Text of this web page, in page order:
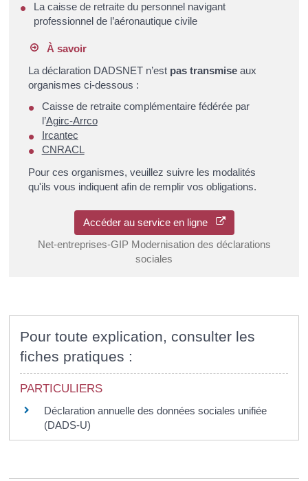
La caisse de retraite du personnel navigant
professionnel de l’aéronautique civile
À savoir
La déclaration DADSNET n’est pas transmiseaux
organismes ci-dessous :
Caisse de retraite complémentaire fédérée par
l’Agirc-Arrco
Ircantec
CNRACL
Pour ces organismes, veuillez suivre les modalités
qu'ils vous indiquent afin de remplir vos obligations.
Accéder au service en ligne
Net-entreprises-GIP Modernisation des déclarations
sociales
Pour toute explication, consulter les
fiches pratiques :
PARTICULIERS
Déclaration annuelle des données sociales unifiée
(DADS-U)